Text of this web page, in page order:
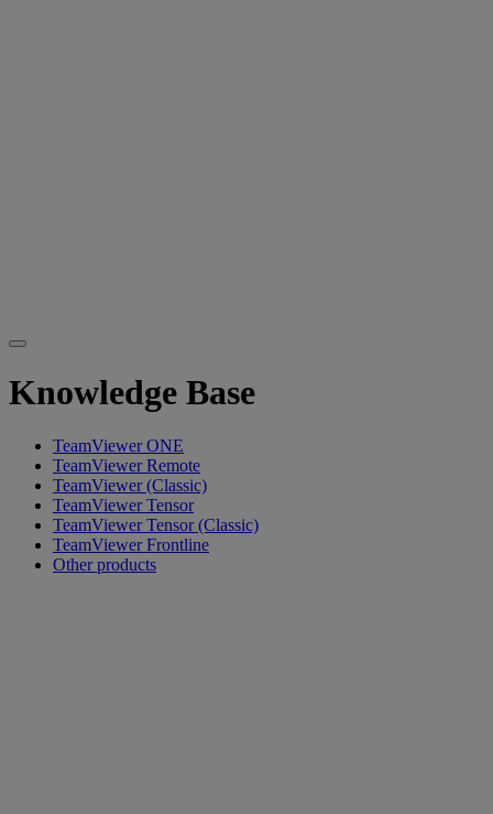
Knowledge Base
TeamViewer ONE
TeamViewer Remote
TeamViewer (Classic)
TeamViewer Tensor
TeamViewer Tensor (Classic)
TeamViewer Frontline
Other products